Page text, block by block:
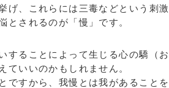
げ、これらには三毒などという刺激
とされるのが「慢」です。
することによって生じる心の驕（お
ていいのかもしれません。
ですから、我慢とは我があることを